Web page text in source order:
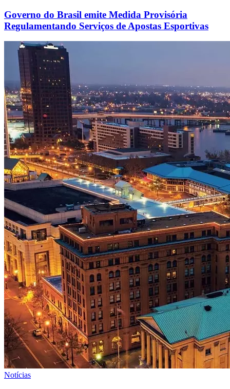
Governo do Brasil emite Medida Provisória
Regulamentando Serviços de Apostas Esportivas
Notícias